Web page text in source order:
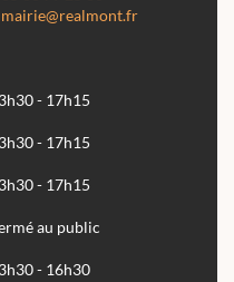
mairie@realmont.fr
- 17h15
- 17h15
- 17h15
au public
- 16h30